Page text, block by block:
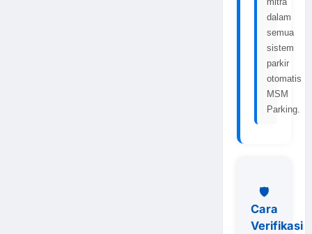
dalam
semua
sistem
parkir
otomatis
MSM
Parking.
🛡️
Cara
Verifikasi